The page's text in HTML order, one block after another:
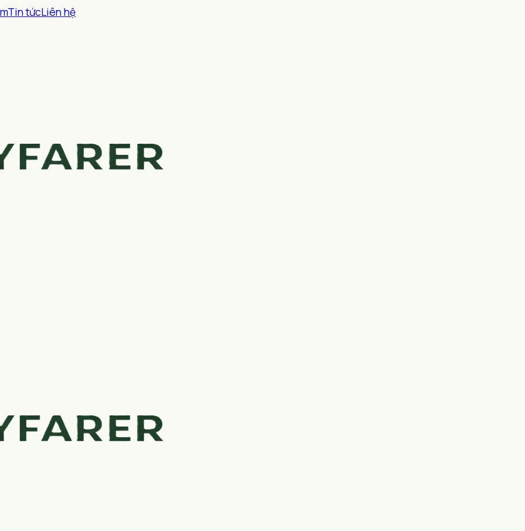
Tin tứcLiên hệ